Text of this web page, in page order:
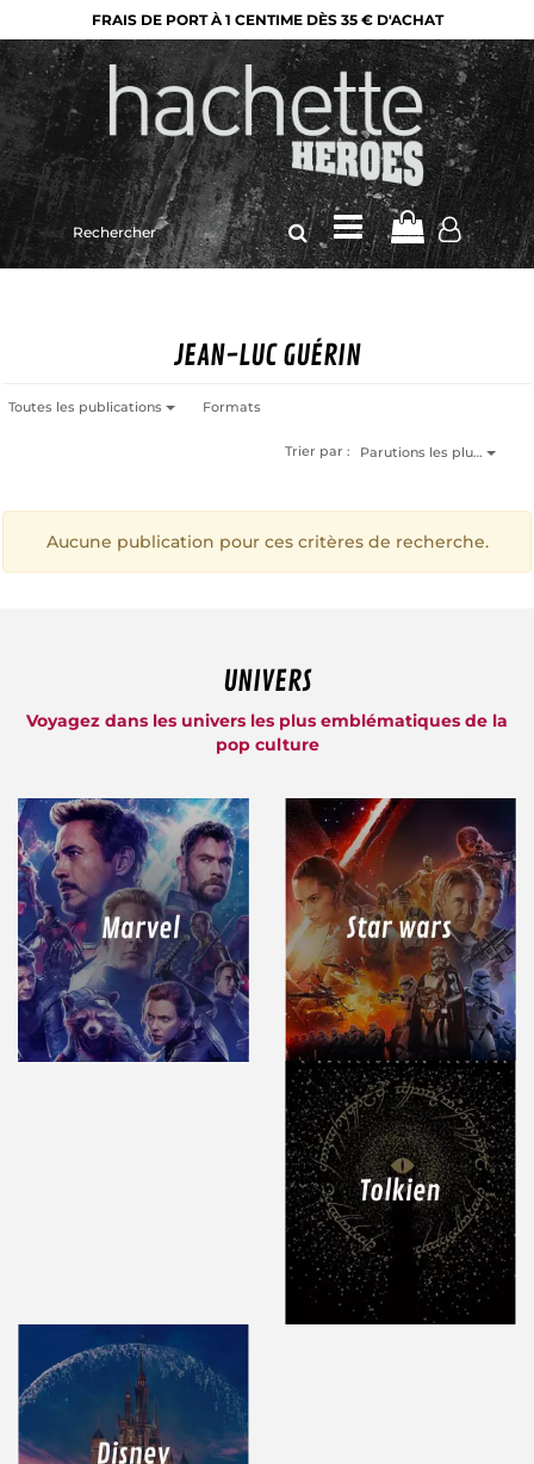
FRAIS DE PORT À 1 CENTIME DÈS 35 € D'ACHAT
Rechercher
sur
le
JEAN-LUC GUÉRIN
Toutes les publications Formats
Trier par : Parutions les plu…
Aucune publication pour ces critères de recherche.
UNIVERS
Voyagez dans les univers les plus emblématiques de la
pop culture